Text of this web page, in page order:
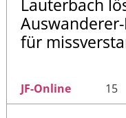
Lauterbach
für
JF-Online 15